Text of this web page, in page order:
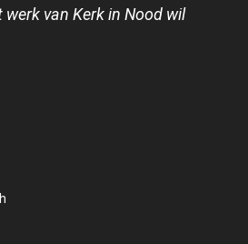
van Kerk in Nood wil